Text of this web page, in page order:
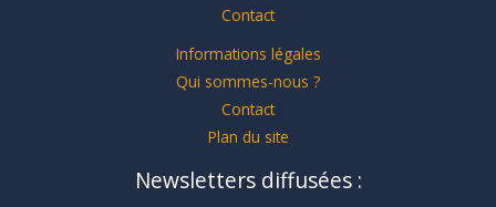
Contact
Informations légales
Qui sommes-nous ?
Contact
Plan du site
Newsletters diffusées :